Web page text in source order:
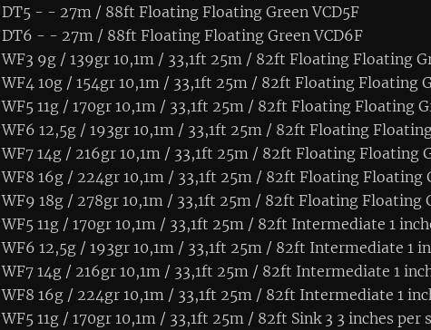
DT5 - - 27m / 88ft Floating Floating Green VCD5F
DT6 - - 27m / 88ft Floating Floating Green VCD6F
WF3 9g / 139gr 10,1m / 33,1ft 25m / 82ft Floating Floating
WF4 10g / 154gr 10,1m / 33,1ft 25m / 82ft Floating Floating
WF5 11g / 170gr 10,1m / 33,1ft 25m / 82ft Floating Floating
WF6 12,5g / 193gr 10,1m / 33,1ft 25m / 82ft Floating
WF7 14g / 216gr 10,1m / 33,1ft 25m / 82ft Floating Floating
WF8 16g / 224gr 10,1m / 33,1ft 25m / 82ft Floating Floating
WF9 18g / 278gr 10,1m / 33,1ft 25m / 82ft Floating Floating
WF5 11g / 170gr 10,1m / 33,1ft 25m / 82ft Intermediate 1
WF6 12,5g / 193gr 10,1m / 33,1ft 25m / 82ft Intermediate 1
WF7 14g / 216gr 10,1m / 33,1ft 25m / 82ft Intermediate 1
WF8 16g / 224gr 10,1m / 33,1ft 25m / 82ft Intermediate 1
WF5 11g / 170gr 10,1m / 33,1ft 25m / 82ft Sink 3 3 inches per